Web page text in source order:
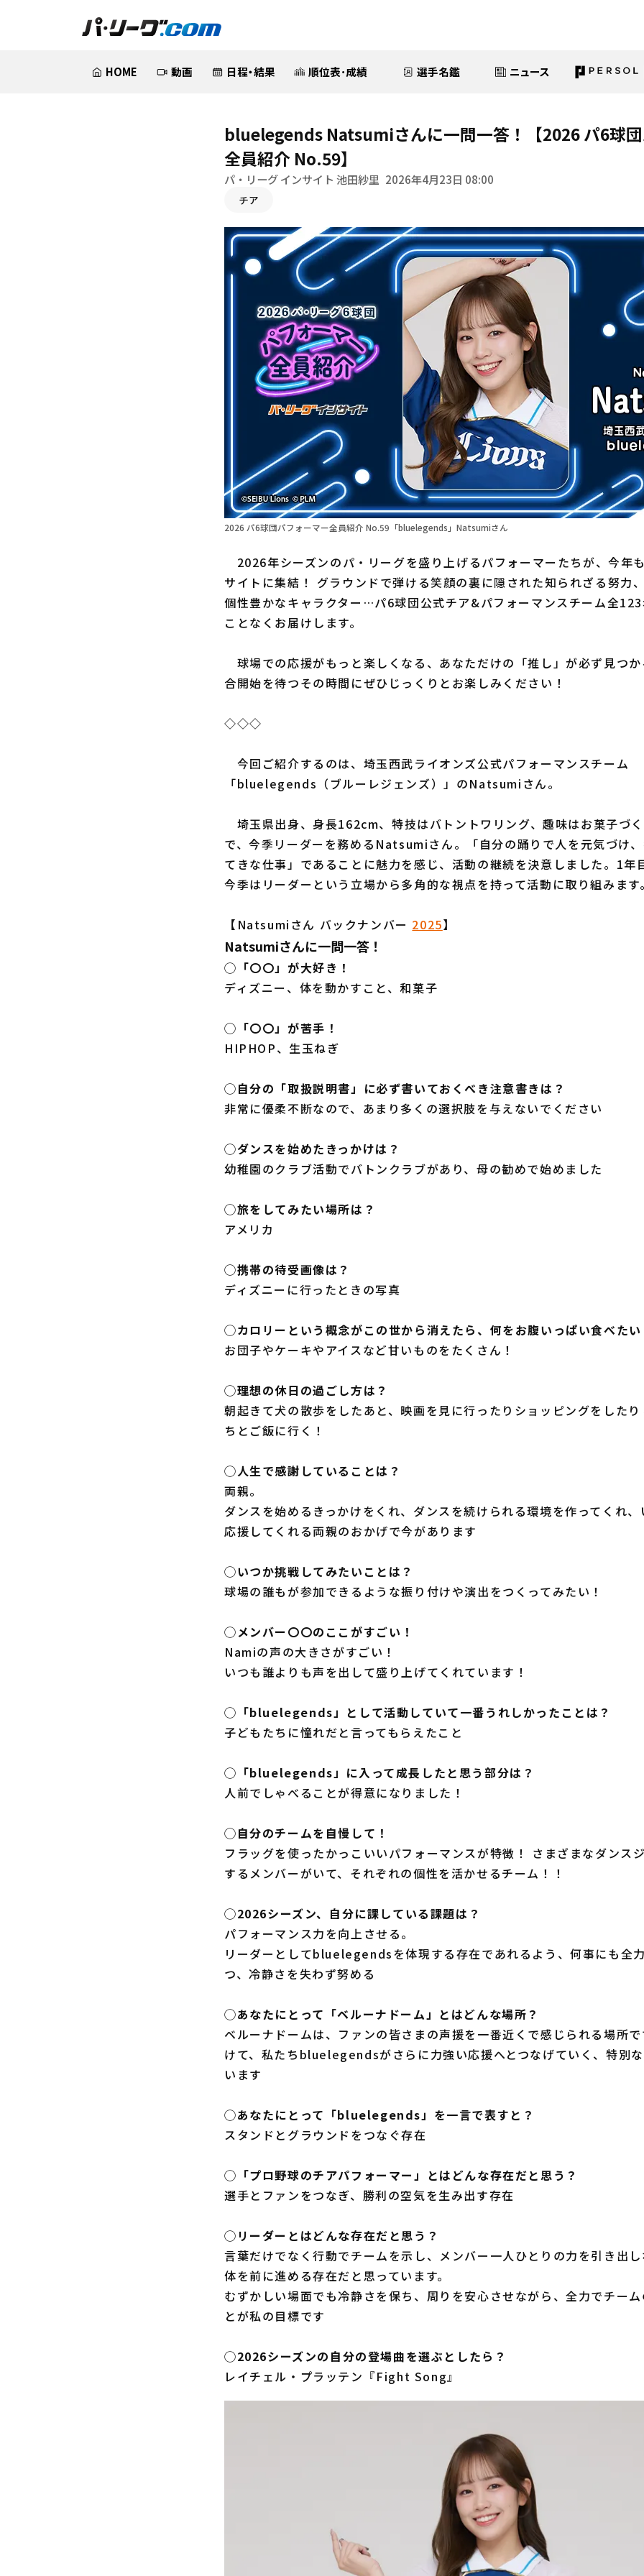
HOME 動画 日程・結果 順位表･成績 選手名鑑 ニュース
bluelegends Natsumiさんに一問一答！【2026 パ6球
全員紹介 No.59】
パ・リーグ インサイト 池田紗里 2026年4月23日 08:00
チア
2026 パ6球団パフォーマー全員紹介 No.59「bluelegends」Natsumiさん
2026年シーズンのパ・リーグを盛り上げるパフォーマーたちが、今年
サイトに集結！ グラウンドで弾ける笑顔の裏に隠された知られざる努力
個性豊かなキャラクター…パ6球団公式チア&パフォーマンスチーム全
ことなくお届けします。
球場での応援がもっと楽しくなる、あなただけの「推し」が必ず見つ
合開始を待つその時間にぜひじっくりとお楽しみください！
◇◇◇
今回ご紹介するのは、埼玉西武ライオンズ公式パフォーマンスチーム
「bluelegends（ブルーレジェンズ）」のNatsumiさん。
埼玉県出身、身長162cm、特技はバトントワリング、趣味はお菓子づ
で、今季リーダーを務めるNatsumiさん。「自分の踊りで人を元気づけ
てきな仕事」であることに魅力を感じ、活動の継続を決意しました。1年
今季はリーダーという立場から多角的な視点を持って活動に取り組みます。
【Natsumiさん バックナンバー 2025】
Natsumiさんに一問一答！
◯「〇〇」が大好き！
ディズニー、体を動かすこと、和菓子
◯「〇〇」が苦手！
HIPHOP、生玉ねぎ
◯自分の「取扱説明書」に必ず書いておくべき注意書きは？
非常に優柔不断なので、あまり多くの選択肢を与えないでください
◯ダンスを始めたきっかけは？
幼稚園のクラブ活動でバトンクラブがあり、母の勧めで始めました
◯旅をしてみたい場所は？
アメリカ
◯携帯の待受画像は？
ディズニーに行ったときの写真
◯カロリーという概念がこの世から消えたら、何をお腹いっぱい食べたい
お団子やケーキやアイスなど甘いものをたくさん！
◯理想の休日の過ごし方は？
朝起きて犬の散歩をしたあと、映画を見に行ったりショッピングをした
ちとご飯に行く！
◯人生で感謝していることは？
両親。
ダンスを始めるきっかけをくれ、ダンスを続けられる環境を作ってくれ
応援してくれる両親のおかげで今があります
◯いつか挑戦してみたいことは？
球場の誰もが参加できるような振り付けや演出をつくってみたい！
◯メンバー〇〇のここがすごい！
Namiの声の大きさがすごい！
いつも誰よりも声を出して盛り上げてくれています！
◯「bluelegends」として活動していて一番うれしかったことは？
子どもたちに憧れだと言ってもらえたこと
◯「bluelegends」に入って成長したと思う部分は？
人前でしゃべることが得意になりました！
◯自分のチームを自慢して！
フラッグを使ったかっこいいパフォーマンスが特徴！ さまざまなダンス
するメンバーがいて、それぞれの個性を活かせるチーム！！
◯2026シーズン、自分に課している課題は？
パフォーマンス力を向上させる。
リーダーとしてbluelegendsを体現する存在であれるよう、何事にも全
つ、冷静さを失わず努める
◯あなたにとって「ベルーナドーム」とはどんな場所？
ベルーナドームは、ファンの皆さまの声援を一番近くで感じられる場所
けて、私たちbluelegendsがさらに力強い応援へとつなげていく、特別
います
◯あなたにとって「bluelegends」を一言で表すと？
スタンドとグラウンドをつなぐ存在
◯「プロ野球のチアパフォーマー」とはどんな存在だと思う？
選手とファンをつなぎ、勝利の空気を生み出す存在
◯リーダーとはどんな存在だと思う？
言葉だけでなく行動でチームを示し、メンバー一人ひとりの力を引き出
体を前に進める存在だと思っています。
むずかしい場面でも冷静さを保ち、周りを安心させながら、全力でチー
とが私の目標です
◯2026シーズンの自分の登場曲を選ぶとしたら？
レイチェル・プラッテン『Fight Song』